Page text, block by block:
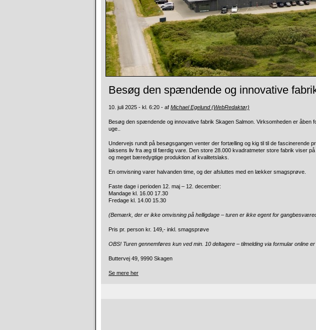
Besøg den spændende og innovative
10. juli 2025 - kl. 6:20 - af Michael Egelund (WebRedaktør)
Besøg den spændende og innovative fabrik Skagen Salmon. Virksomheden er åben
uge..
Undervejs rundt på besøgsgangen venter der fortælling og kig til til de fascinerende
laksens liv fra æg til færdig vare. Den store 28.000 kvadratmeter store fabrik viser
og meget bæredygtige produktion af kvalitetslaks.
En omvisning varer halvanden time, og der afsluttes med en lækker smagsprøve.
Faste dage i perioden 12. maj – 12. december:
Mandage kl. 16.00 17.30
Fredage kl. 14.00 15.30
(Bemærk, der er ikke omvisning på helligdage – turen er ikke egent for
Pris pr. person kr. 149,- inkl. smagsprøve
OBS! Turen gennemføres kun ved min. 10 deltagere – tilmelding via formular online
Buttervej 49, 9990 Skagen
Se mere her